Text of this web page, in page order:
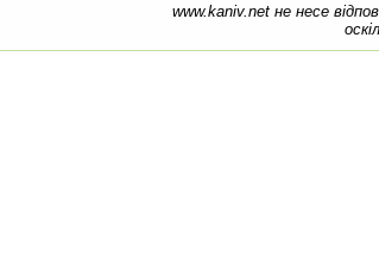
www.kaniv.net не несе